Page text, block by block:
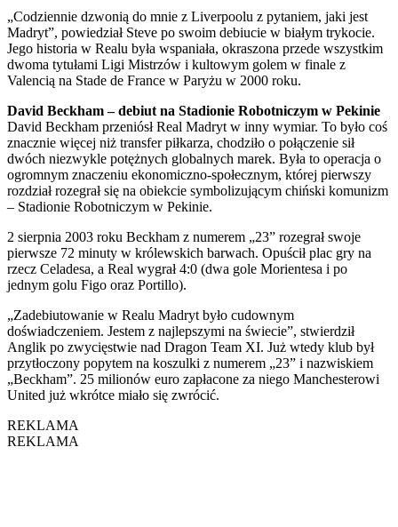
„Codziennie dzwonią do mnie z Liverpoolu z pytaniem, jaki jest
Madryt”, powiedział Steve po swoim debiucie w białym trykocie.
Jego historia w Realu była wspaniała, okraszona przede wszystkim
dwoma tytułami Ligi Mistrzów i kultowym golem w finale z
Valencią na Stade de France w Paryżu w 2000 roku.
David Beckham – debiut na Stadionie Robotniczym w Pekinie
David Beckham przeniósł Real Madryt w inny wymiar. To było coś
znacznie więcej niż transfer piłkarza, chodziło o połączenie sił
dwóch niezwykle potężnych globalnych marek. Była to operacja o
ogromnym znaczeniu ekonomiczno-społecznym, której pierwszy
rozdział rozegrał się na obiekcie symbolizującym chiński komunizm
– Stadionie Robotniczym w Pekinie.
2 sierpnia 2003 roku Beckham z numerem „23” rozegrał swoje
pierwsze 72 minuty w królewskich barwach. Opuścił plac gry na
rzecz Celadesa, a Real wygrał 4:0 (dwa gole Morientesa i po
jednym golu Figo oraz Portillo).
„Zadebiutowanie w Realu Madryt było cudownym
doświadczeniem. Jestem z najlepszymi na świecie”, stwierdził
Anglik po zwycięstwie nad Dragon Team XI. Już wtedy klub był
przytłoczony popytem na koszulki z numerem „23” i nazwiskiem
„Beckham”. 25 milionów euro zapłacone za niego Manchesterowi
United już wkrótce miało się zwrócić.
REKLAMA
REKLAMA